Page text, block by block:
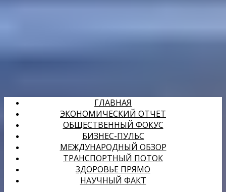
ГЛАВНАЯ
ЭКОНОМИЧЕСКИЙ ОТЧЕТ
ОБЩЕСТВЕННЫЙ ФОКУС
БИЗНЕС-ПУЛЬС
МЕЖДУНАРОДНЫЙ ОБЗОР
ТРАНСПОРТНЫЙ ПОТОК
ЗДОРОВЬЕ ПРЯМО
НАУЧНЫЙ ФАКТ